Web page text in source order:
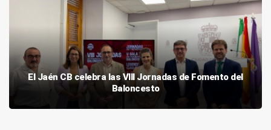
El Jaén CB celebra las VIII Jornadas de Fomento del
Baloncesto